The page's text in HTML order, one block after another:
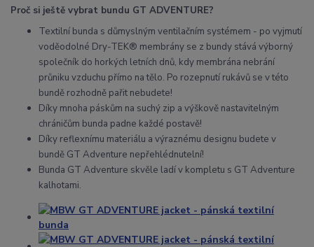
Proč si ještě vybrat bundu GT ADVENTURE?
Textilní bunda s důmyslným ventilačním systémem - po vyjmutí
voděodolné Dry-TEK® membrány se z bundy stává výborný
společník do horkých letních dnů, kdy membrána nebrání
průniku vzduchu přímo na tělo. Po rozepnutí rukávů se v této
bundě rozhodně pařit nebudete!
Díky mnoha páskům na suchý zip a výškově nastavitelným
chráničům bunda padne každé postavě!
Díky reflexnímu materiálu a výraznému designu budete v
bundě GT Adventure nepřehlédnutelní!
Bunda GT Adventure skvěle ladí v kompletu s GT Adventure
kalhotami.